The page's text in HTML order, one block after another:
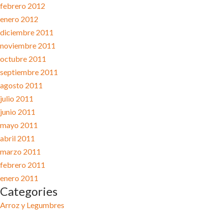
febrero 2012
enero 2012
diciembre 2011
noviembre 2011
octubre 2011
septiembre 2011
agosto 2011
julio 2011
junio 2011
mayo 2011
abril 2011
marzo 2011
febrero 2011
enero 2011
Categories
Arroz y Legumbres